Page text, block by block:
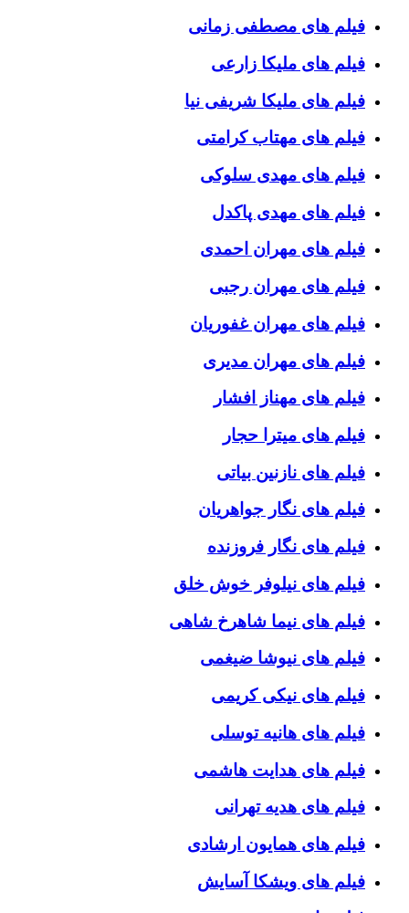
فیلم های مصطفی زمانی
فیلم های ملیکا زارعی
فیلم های ملیکا شریفی نیا
فیلم های مهتاب کرامتی
فیلم های مهدی سلوکی
فیلم های مهدی پاکدل
فیلم های مهران احمدی
فیلم های مهران رجبی
فیلم های مهران غفوریان
فیلم های مهران مدیری
فیلم های مهناز افشار
فیلم های میترا حجار
فیلم های نازنین بیاتی
فیلم های نگار جواهریان
فیلم های نگار فروزنده
فیلم های نیلوفر خوش خلق
فیلم های نیما شاهرخ شاهی
فیلم های نیوشا ضیغمی
فیلم های نیکی کریمی
فیلم های هانیه توسلی
فیلم های هدایت هاشمی
فیلم های هدیه تهرانی
فیلم های همایون ارشادی
فیلم های ویشکا آسایش